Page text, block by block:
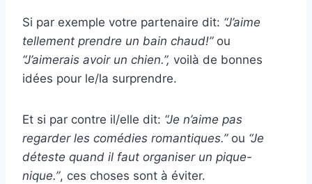
Si par exemple votre partenaire dit: “J’aime
tellement prendre un bain chaud!”ou
“J’aimerais avoir un chien.”, voilà de bonnes
idées pour le/la surprendre.
Et si par contre il/elle dit: “Je n’aime pas
regarder les comédies romantiques.”ou “Je
déteste quand il faut organiser un pique-
nique.”, ces choses sont à éviter.